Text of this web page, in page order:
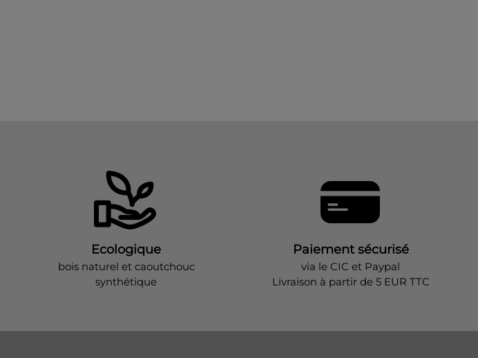
Ecologique
bois naturel et caoutchouc
synthétique
Paiement sécurisé
via le CIC et Paypal
Livraison à partir de 5 EUR TTC